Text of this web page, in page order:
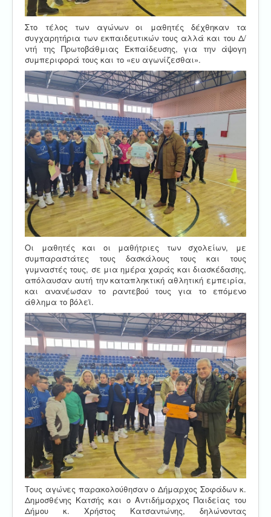
Στο τέλος των αγώνων οι μαθητές δέχθηκαν τα
συγχαρητήρια των εκπαιδευτικών τους αλλά και του Δ/
ντή της Πρωτοβάθμιας Εκπαίδευσης, για την άψογη
συμπεριφορά τους και το «ευ αγωνίζεσθαι».
Οι μαθητές και οι μαθήτριες των σχολείων, με
συμπαραστάτες τους δασκάλους τους και τους
γυμναστές τους, σε μια ημέρα χαράς και διασκέδασης,
απόλαυσαν αυτή την καταπληκτική αθλητική εμπειρία,
και ανανέωσαν το ραντεβού τους για το επόμενο
άθλημα το βόλεϊ.
Τους αγώνες παρακολούθησαν ο Δήμαρχος Σοφάδων κ.
Δημοσθένης Κατσής και ο Αντιδήμαρχος Παιδείας του
Δήμου κ. Χρήστος Κατσαντώνης, δηλώνοντας